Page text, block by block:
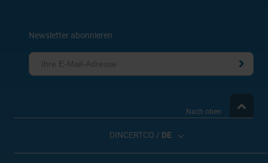
Newsletter abonnieren
Nach oben
DINCERTCO / DE